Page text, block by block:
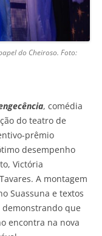
do Cheiroso. Foto:
, comédia
do teatro de
prêmio
desempenho
Victória
A montagem
Suassuna e textos
que
encontra na nova